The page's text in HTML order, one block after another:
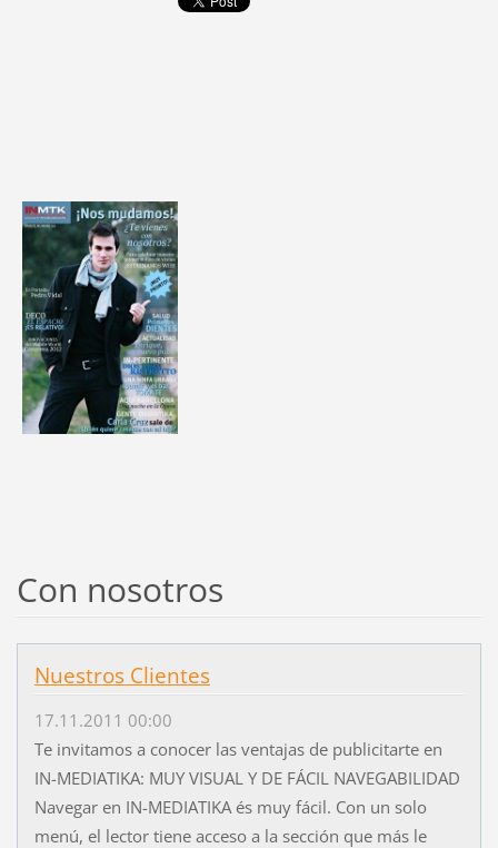
Con nosotros
Nuestros Clientes
17.11.2011 00:00
Te invitamos a conocer las ventajas de publicitarte en
IN-MEDIATIKA: MUY VISUAL Y DE FÁCIL NAVEGABILIDAD
Navegar en IN-MEDIATIKA és muy fácil. Con un solo
menú, el lector tiene acceso a la sección que más le